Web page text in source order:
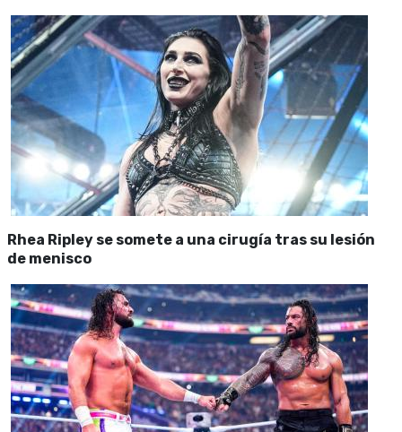
Rhea Ripley se somete a una cirugía tras su lesión
de menisco